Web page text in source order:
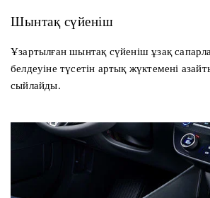
Шынтақ сүйеніш
Ұзартылған шынтақ сүйеніш ұзақ
белдеуіне түсетін артық жүктемені
сыйлайды.